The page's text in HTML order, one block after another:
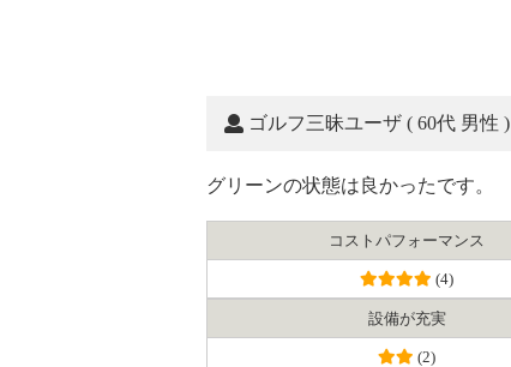
ゴルフ三昧ユーザ ( 60代 男性 )
グリーンの状態は良かったです。
コスト パフォーマンス
(4)
設備が充実
(2)